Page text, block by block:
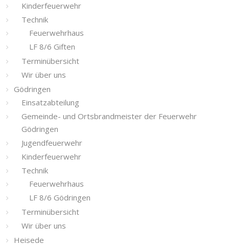
Kinderfeuerwehr
Technik
Feuerwehrhaus
LF 8/6 Giften
Terminübersicht
Wir über uns
Gödringen
Einsatzabteilung
Gemeinde- und Ortsbrandmeister der Feuerwehr
Gödringen
Jugendfeuerwehr
Kinderfeuerwehr
Technik
Feuerwehrhaus
LF 8/6 Gödringen
Terminübersicht
Wir über uns
Heisede